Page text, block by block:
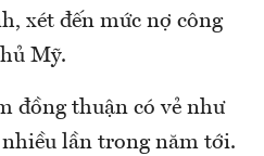
xét đến mức nợ công
Mỹ.
đồng thuận có vẻ như
nhiều lần trong năm tới.